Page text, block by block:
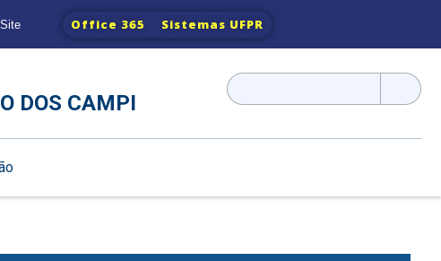
Office 365 Sistemas UFPR
DOS CAMPI
Pesquisar
por: